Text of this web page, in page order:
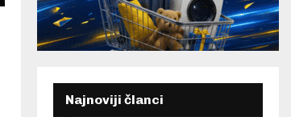
Najnoviji članci